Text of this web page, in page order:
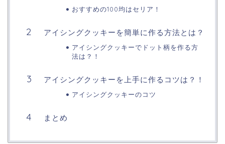
おすすめの100均はセリア！
アイシングクッキーを簡単に作る方法とは？
アイシングクッキーでドット柄を作る方
法は？！
アイシングクッキーを上手に作るコツは？！
アイシングクッキーのコツ
まとめ